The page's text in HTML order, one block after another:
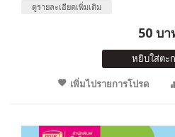
ดูรายละเอียดเพิ่มเติม
50 บา
หยิบใส่ตะ
เพิ่มไปรายการโปรด